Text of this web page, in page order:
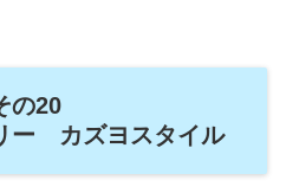
20
ー カズヨスタイル